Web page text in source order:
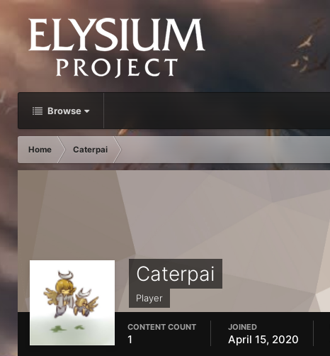
Browse
Home Caterpai
Caterpai
Player
CONTENT COUNT
1
JOINED
April 15, 2020